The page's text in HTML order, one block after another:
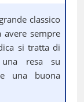
classico
sempre
si tratta di
una resa su
una buona